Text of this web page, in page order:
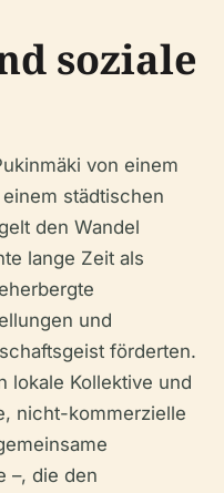
soziale
von einem
städtischen
den Wandel
lange Zeit als
und
förderten.
lokale Kollektive und
nicht-kommerzielle
–, die den